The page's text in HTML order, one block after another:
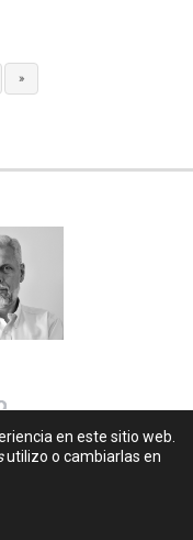
»
en este sitio web.
utilizo o cambiarlas en